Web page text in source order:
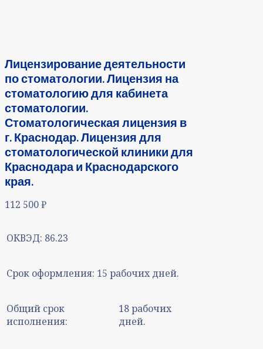
Лицензирование деятельности
по стоматологии. Лицензия на
стоматологию для кабинета
стоматологии.
Стоматологическая лицензия в
г. Краснодар. Лицензия для
стоматологической клиники для
Краснодара и Краснодарского
края.
112 500₽
ОКВЭД: 86.23
Срок оформления: 15 рабочих дней.
Общий срок
исполнения:
18 рабочих
дней.